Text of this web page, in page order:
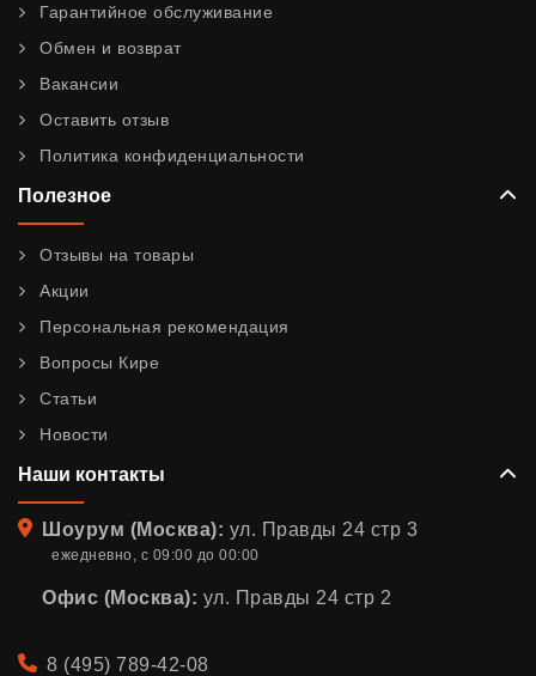
Гарантийное обслуживание
Обмен и возврат
Вакансии
Оставить отзыв
Политика конфиденциальности
Полезное
Отзывы на товары
Акции
Персональная рекомендация
Вопросы Кире
Статьи
Новости
Наши контакты
Адрес
Шоурум (Москва): ул. Правды 24 стр 3
ежедневно, с 09:00 до 00:00
Офис (Москва): ул. Правды 24 стр 2
Телефон
8 (495) 789-42-08